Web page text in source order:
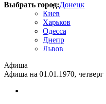
Выбрать город:Донецк
Киев
Харьков
Одесса
Днепр
Львов
Афиша
Афиша на 01.01.1970, четверг